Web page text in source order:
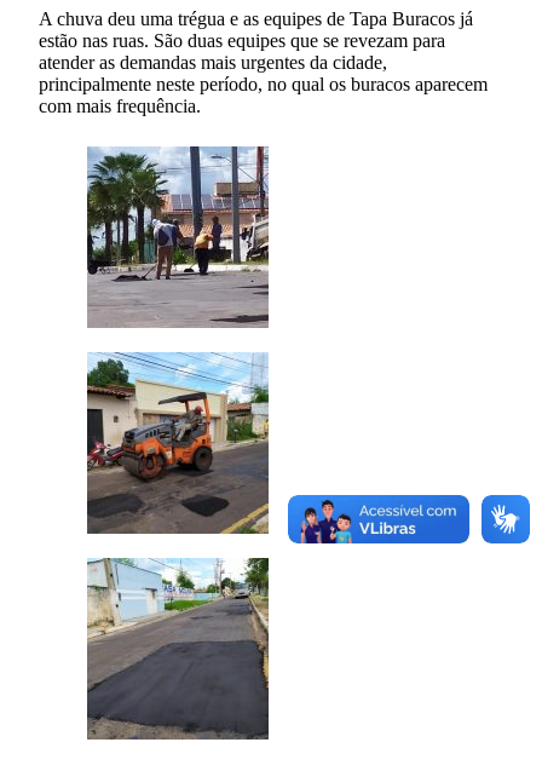
A chuva deu uma trégua e as equipes de Tapa Buracos já
estão nas ruas. São duas equipes que se revezam para
atender as demandas mais urgentes da cidade,
principalmente neste período, no qual os buracos aparecem
com mais frequência.